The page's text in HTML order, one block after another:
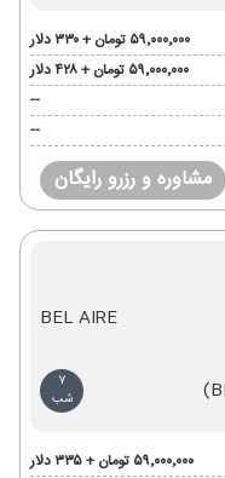
۵۹٬۰۰۰٬۰۰۰ تومان + ۳۳۰ دلار
۵۹٬۰۰۰٬۰۰۰ تومان + ۴۲۸ دلار
--
--
مشاوره و رزرو رایگان
BEL AIRE
7
شب
۵۹٬۰۰۰٬۰۰۰ تومان + ۳۳۵ دلار